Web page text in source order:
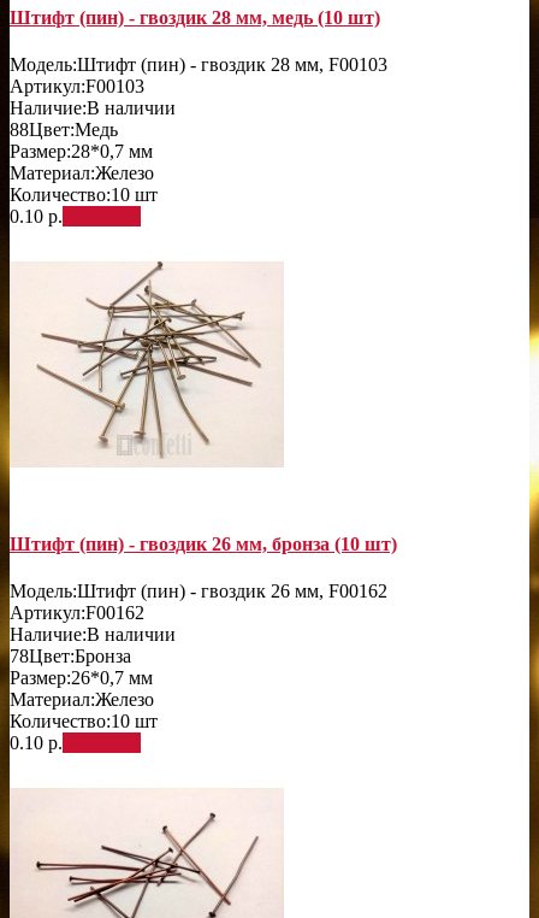
Штифт (пин) - гвоздик 28 мм, медь (10 шт)
Модель:Штифт (пин) - гвоздик 28 мм, F00103
Артикул:F00103
Наличие:В наличии
88Цвет:Медь
Размер:28*0,7 мм
Материал:Железо
Количество:10 шт
0.10 р.
Штифт (пин) - гвоздик 26 мм, бронза (10 шт)
Модель:Штифт (пин) - гвоздик 26 мм, F00162
Артикул:F00162
Наличие:В наличии
78Цвет:Бронза
Размер:26*0,7 мм
Материал:Железо
Количество:10 шт
0.10 р.